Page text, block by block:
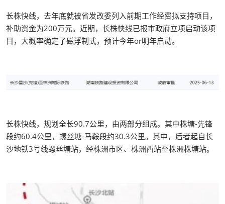
长株快线，去年底就被省发改委列入前期工作经费拟支持项目，
补助资金为200万元。近期，长株快线已报市政府立项启动该项
目，大概率确定了磁浮制式，预计今年or明年启动。
长株快线，规划全长90.7公里，由两部分组成。其中株塘-先锋
段约60.4公里，螺丝塘-马鞍段约30.3公里。其中，后者起自长
沙地铁3号线螺丝塘站，经株洲市区、株洲西站至株洲株塘站。